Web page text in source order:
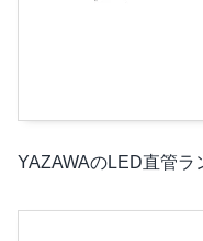
YAZAWAのLED直管ラ